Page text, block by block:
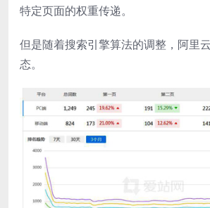
特定页面的权重传递。
但是随着搜索引擎算法的调整，阿里
态。